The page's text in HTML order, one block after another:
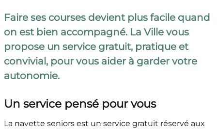
Faire ses courses devient plus facile quand
on est bien accompagné. La Ville vous
propose un service gratuit, pratique et
convivial, pour vous aider à garder votre
autonomie.
Un service pensé pour vous
La navette seniors est un service gratuit réservé aux